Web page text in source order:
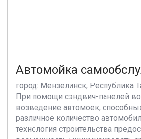
Автомойка
город: Мензелинск, Республика
При помощи сэндвич-панелей
возведение автомоек,
различное количество
технология строительства